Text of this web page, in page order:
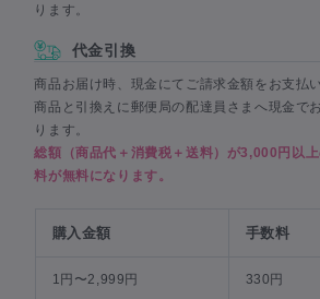
ります。
代金引換
商品お届け時、現金にてご請求金額をお支払
商品と引換えに郵便局の配達員さまへ現金で
ります。
総額（商品代＋消費税＋送料）が3,000円以
料が無料になります。
購入金額 手数料
1円〜2,999円 330円